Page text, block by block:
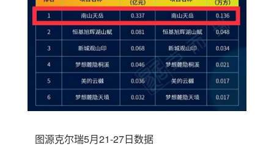
图源克尔瑞5月21-27日数据